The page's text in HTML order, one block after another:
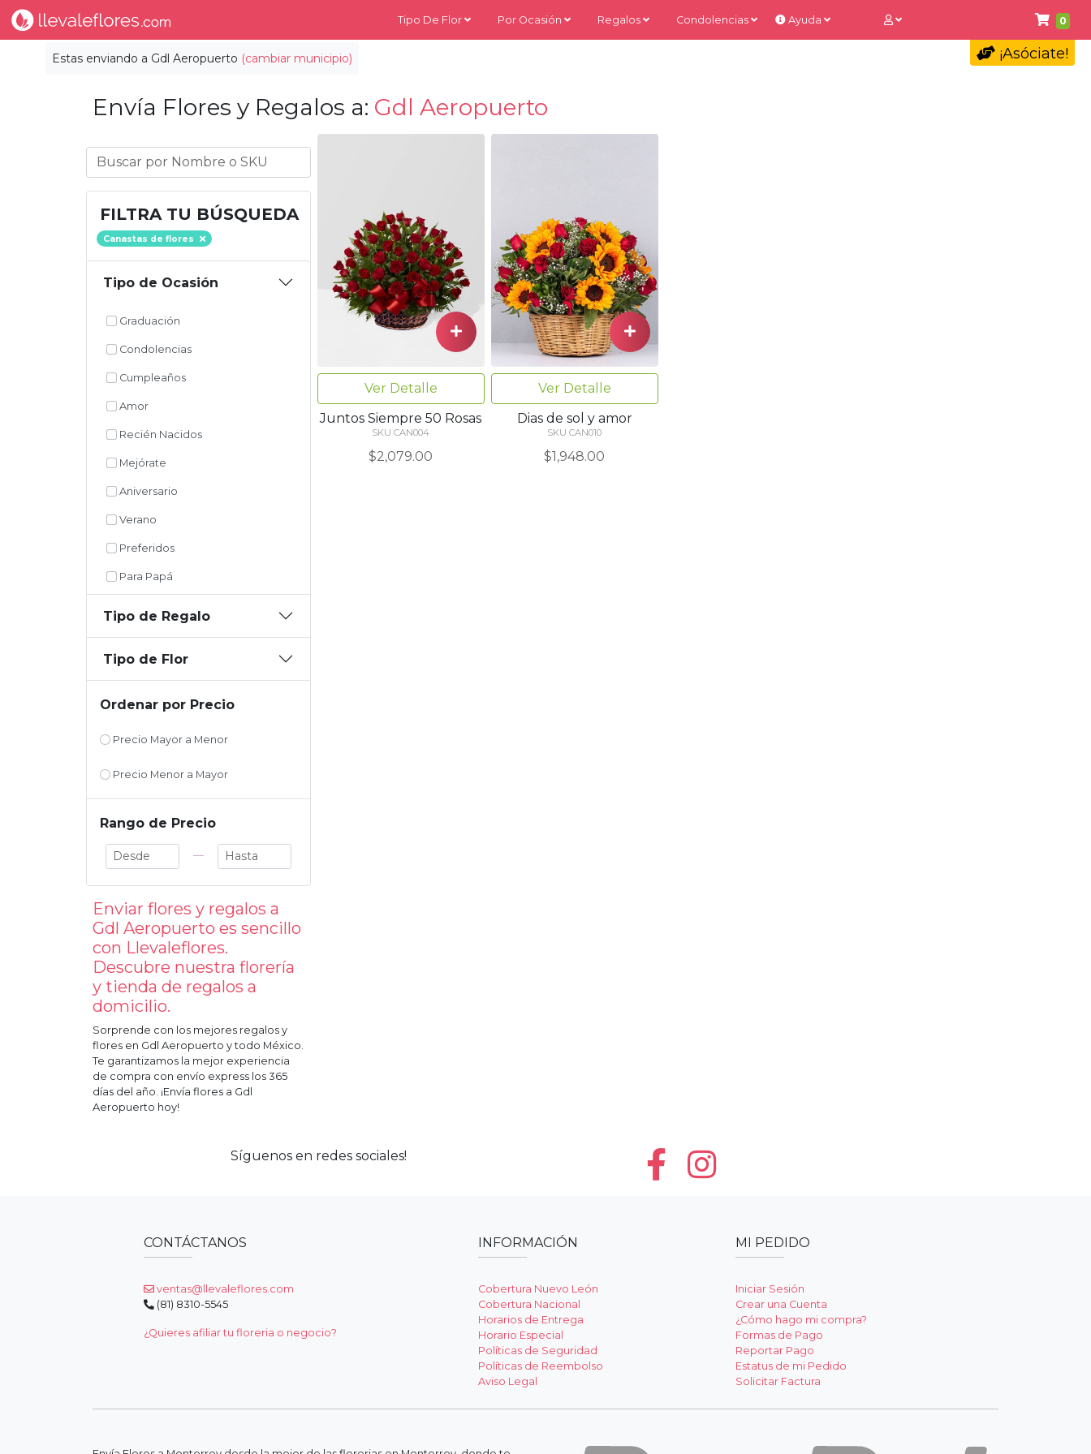
0
Estas enviando a Gdl Aeropuerto (cambiar municipio)
Tipo De Flor Por Ocasión Regalos Condolencias Ayuda
¡Asóciate!
Envía Flores y Regalos a: Gdl Aeropuerto
FILTRA TU BÚSQUEDA
Canastas de flores
Tipo de Ocasión
Graduación
Condolencias
Cumpleaños
Amor
Recién Nacidos
Mejórate
Aniversario
Verano
Preferidos
Para Papá
Tipo de Regalo
Tipo de Flor
Ordenar por Precio
Precio Mayor a Menor
Precio Menor a Mayor
Rango de Precio
—
Enviar flores y regalos a
Gdl Aeropuerto es sencillo
con Llevaleflores.
Descubre nuestra florería
y tienda de regalos a
domicilio.
Sorprende con los mejores regalos y
flores en Gdl Aeropuerto y todo México.
Te garantizamos la mejor experiencia
de compra con envío express los 365
días del año. ¡Envía flores a Gdl
Aeropuerto hoy!
Ver Detalle
Juntos Siempre 50 Rosas
SKU CAN004
$2,079.00
Ver Detalle
Dias de sol y amor
SKU CAN010
$1,948.00
Síguenos en redes sociales!
CONTÁCTANOS
ventas@llevaleflores.com
(81) 8310-5545
¿Quieres afiliar tu floreria o negocio?
INFORMACIÓN
Cobertura Nuevo León
Cobertura Nacional
Horarios de Entrega
Horario Especial
Políticas de Seguridad
Políticas de Reembolso
Aviso Legal
MI PEDIDO
Iniciar Sesión
Crear una Cuenta
¿Cómo hago mi compra?
Formas de Pago
Reportar Pago
Estatus de mi Pedido
Solicitar Factura